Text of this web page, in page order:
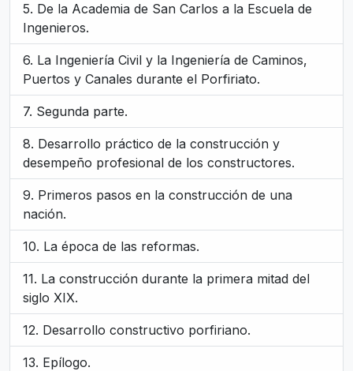
De la Academia de San Carlos a la Escuela de
Ingenieros.
La Ingeniería Civil y la Ingeniería de Caminos,
Puertos y Canales durante el Porfiriato.
Segunda parte.
Desarrollo práctico de la construcción y
desempeño profesional de los constructores.
Primeros pasos en la construcción de una
nación.
La época de las reformas.
La construcción durante la primera mitad del
siglo XIX.
Desarrollo constructivo porfiriano.
Epílogo.